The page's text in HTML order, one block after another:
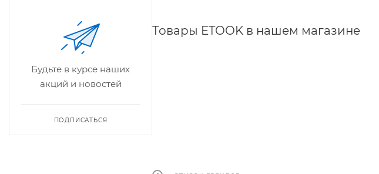
Товары ETOOK в нашем магазине
Будьте в курсе наших
акций и новостей
ПОДПИСАТЬСЯ